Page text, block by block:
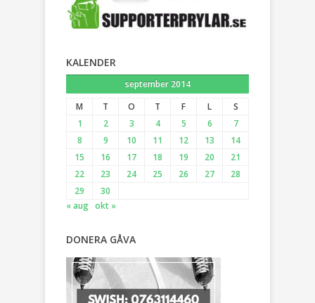
KALENDER
september 2014
M
T O T F L
S
1
2 3 4 5 6
7
8
9 10 11 12 13
14
15
16 17 18 19 20
21
22
23 24 25 26 27
28
29
30
« aug okt »
DONERA GÅVA